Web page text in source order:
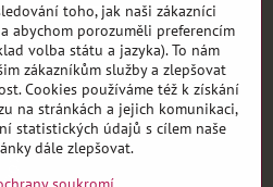
toho, jak naši zákazníci
abychom porozuměli preferencím
volba státu a jazyka). To nám
zákazníkům služby a zlepšovat
Cookies používáme též k získání
na stránkách a jejich komunikaci,
statistických údajů s cílem naše
dále zlepšovat.